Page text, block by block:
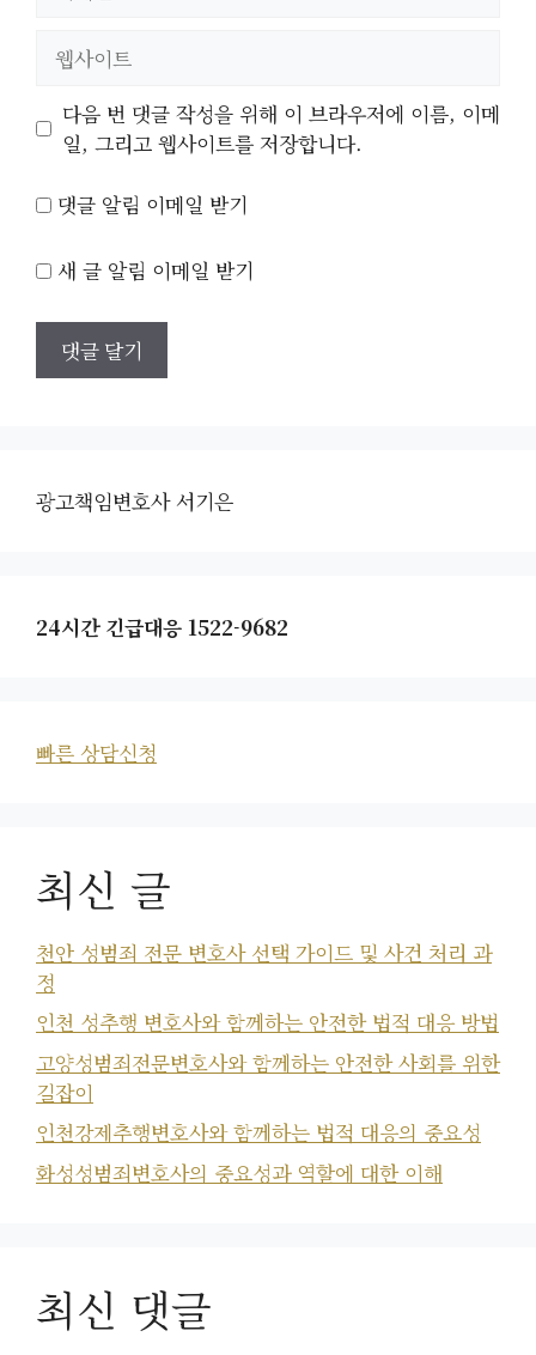
트
다음 번 댓글 작성을 위해 이 브라우저에 이름, 이메
일, 그리고 웹사이트를 저장합니다.
댓글 알림 이메일 받기
새 글 알림 이메일 받기
광고책임변호사 서기은
24시간 긴급대응 1522-9682
빠른 상담신청
최신 글
천안 성범죄 전문 변호사 선택 가이드 및 사건 처리 과
정
인천 성추행 변호사와 함께하는 안전한 법적 대응 방법
고양성범죄전문변호사와 함께하는 안전한 사회를 위한
길잡이
인천강제추행변호사와 함께하는 법적 대응의 중요성
화성성범죄변호사의 중요성과 역할에 대한 이해
최신 댓글